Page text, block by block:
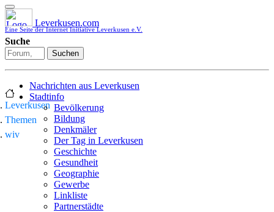
Leverkusen.com
Eine Seite der Internet Initiative Leverkusen e.V.
Suche
Suchen
Nachrichten aus Leverkusen
Stadtinfo
Bevölkerung
Bildung
Denkmäler
Der Tag in Leverkusen
Geschichte
Gesundheit
Geographie
Gewerbe
Linkliste
Partnerstädte
Leverkusen
Themen
wiv